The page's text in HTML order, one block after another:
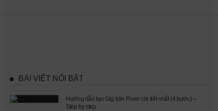
BÀI VIẾT NỔI BẬT
Hướng dẫn tạo Gig trên Fiverr chi tiết nhất (4 bước) –
Step by step